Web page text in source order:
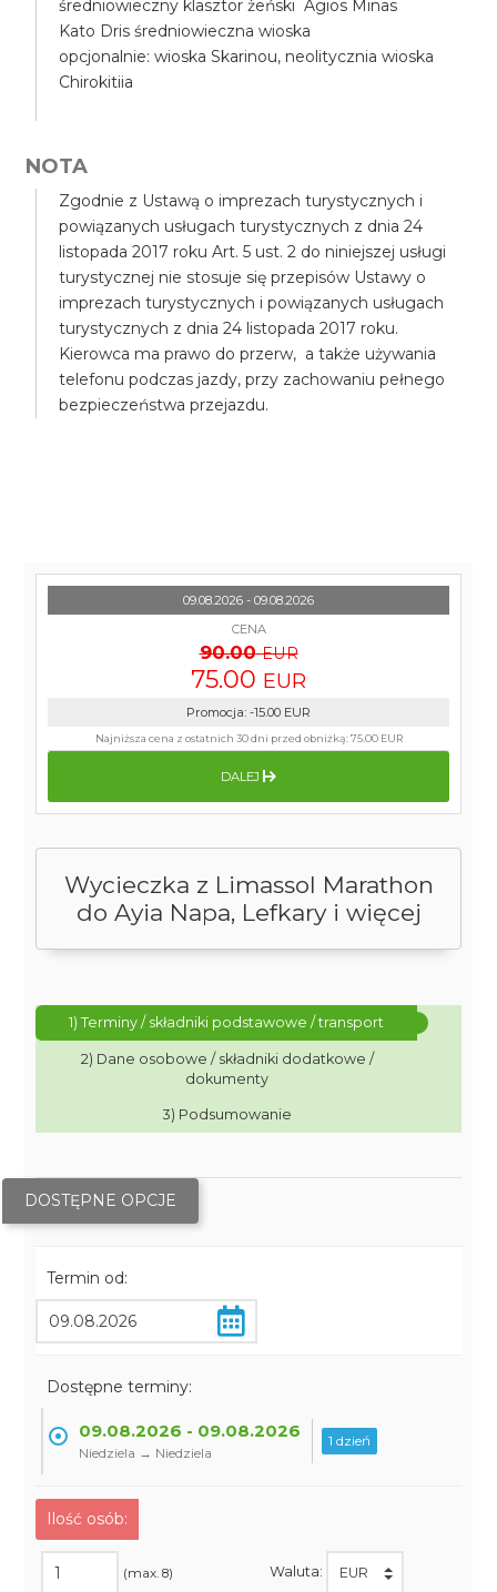
średniowieczny klasztor żeński Agios Minas
Kato Dris średniowieczna wioska
opcjonalnie: wioska Skarinou, neolitycznia wioska
Chirokitiia
NOTA
Zgodnie z Ustawą o imprezach turystycznych i
powiązanych usługach turystycznych z dnia 24
listopada 2017 roku Art. 5 ust. 2 do niniejszej usługi
turystycznej nie stosuje się przepisów Ustawy o
imprezach turystycznych i powiązanych usługach
turystycznych z dnia 24 listopada 2017 roku.
Kierowca ma prawo do przerw, a także używania
telefonu podczas jazdy, przy zachowaniu pełnego
bezpieczeństwa przejazdu.
Wycieczka z Limassol Marathon
do Ayia Napa, Lefkary i więcej
1) Terminy / składniki podstawowe / transport
2) Dane osobowe / składniki dodatkowe /
dokumenty
3) Podsumowanie
DOSTĘPNE OPCJE
Termin od:
Dostępne terminy:
09.08.2026 - 09.08.2026
Niedziela → Niedziela
1 dzień
Ilość osób:
(max. 8) Waluta:
09.08.2026 - 09.08.2026
CENA
90.00 EUR
75.00 EUR
Promocja: -15.00 EUR
Najniższa cena z ostatnich 30 dni przed obniżką:75.00 EUR
DALEJ